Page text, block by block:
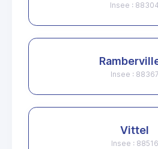
Insee : 88304
Insee : 88367
Vittel
Insee : 88516